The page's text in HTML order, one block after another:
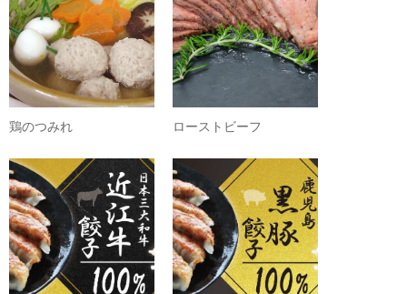
鶏のつみれ ローストビーフ